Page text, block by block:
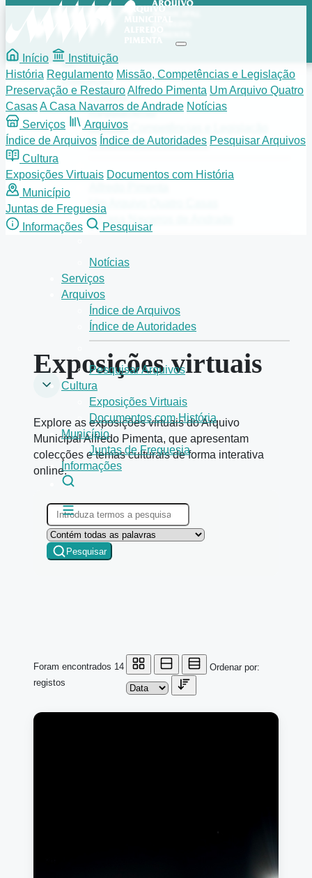
Instituição
História
Regulamento
Missão, Competências e Legislação
Preservação e Restauro
Um Arquivo Quatro Casas
A Casa Navarros de Andrade
Notícias
Serviços
Arquivos
Índice de Arquivos
Índice de Autoridades
Pesquisar Arquivos
Cultura
Exposições Virtuais
Documentos com História
Município
Juntas de Freguesia
Informações
Início
Instituição
História Regulamento Missão, Competências e Legislação
Preservação e RestauroAlfredo Pimenta Um Arquivo Quatro
CasasA Casa Navarros de Andrade Notícias
Serviços
Arquivos
Índice de Arquivos Índice de Autoridades Pesquisar Arquivos
Cultura
Exposições Virtuais Documentos com História
Município
Juntas de Freguesia
Informações
Pesquisar
Exposições virtuais
Explore as exposições virtuais do Arquivo
Municipal Alfredo Pimenta, que apresentam
colecções e temas culturais de forma interativa
online.
Pesquisar
Foram encontrados 14
registos
Ordenar por: